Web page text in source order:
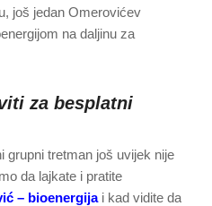
još jedan Omerovićev
na daljinu za
za besplatni
grupni tretman još uvijek nije
da lajkate i pratite
– bioenergijai kad vidite da